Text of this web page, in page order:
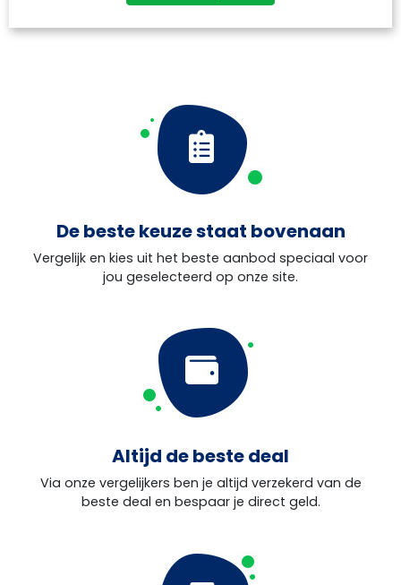
De beste keuze staat bovenaan
Vergelijk en kies uit het beste aanbod speciaal voor
jou geselecteerd op onze site.
Altijd de beste deal
Via onze vergelijkers ben je altijd verzekerd van de
beste deal en bespaar je direct geld.